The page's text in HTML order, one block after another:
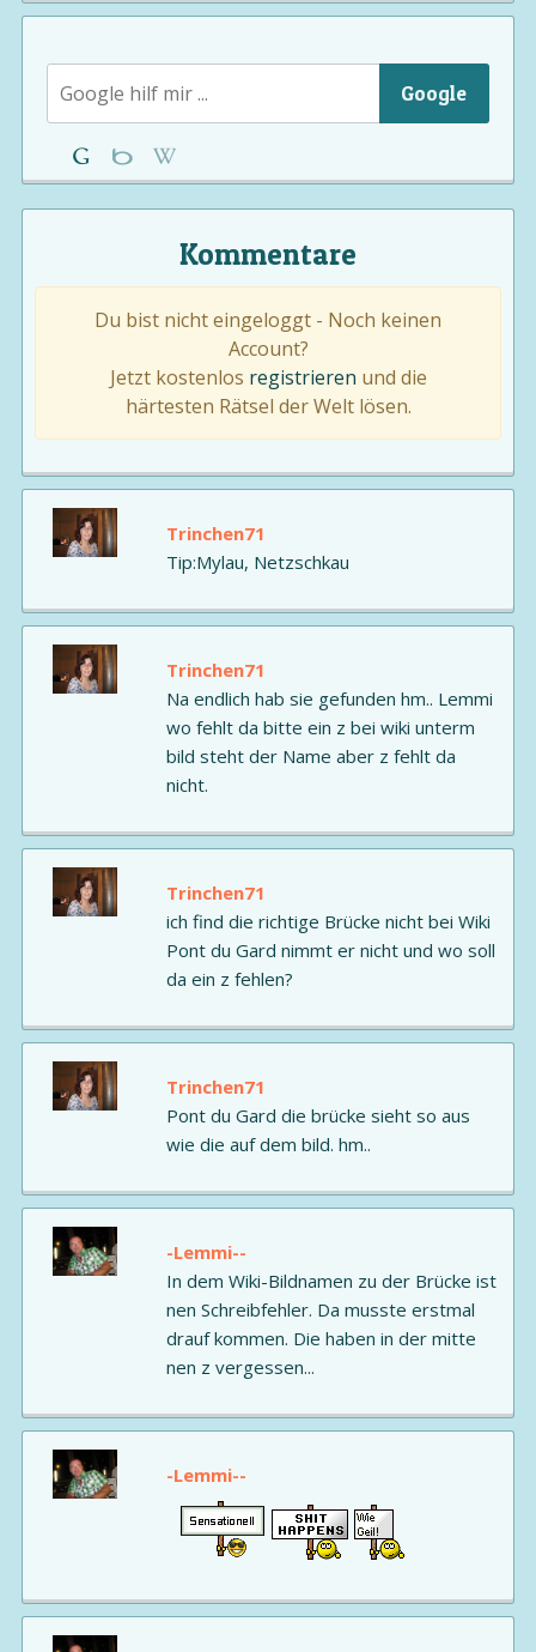
Google
Kommentare
Du bist nicht eingeloggt - Noch keinen
Account?
Jetzt kostenlos registrieren und die
härtesten Rätsel der Welt lösen.
Trinchen71
Tip:Mylau, Netzschkau
Trinchen71
Na endlich hab sie gefunden hm.. Lemmi
wo fehlt da bitte ein z bei wiki unterm
bild steht der Name aber z fehlt da
nicht.
Trinchen71
ich find die richtige Brücke nicht bei Wiki
Pont du Gard nimmt er nicht und wo soll
da ein z fehlen?
Trinchen71
Pont du Gard die brücke sieht so aus
wie die auf dem bild. hm..
-Lemmi--
In dem Wiki-Bildnamen zu der Brücke ist
nen Schreibfehler. Da musste erstmal
drauf kommen. Die haben in der mitte
nen z vergessen...
-Lemmi--